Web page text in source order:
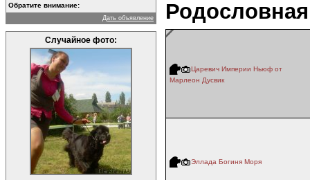
Обратите внимание:
Дать объявление
Случайное фото:
Родословная
Царевич Империи Ньюф от
Марлеон Дусвик
Эллада Богиня Моря